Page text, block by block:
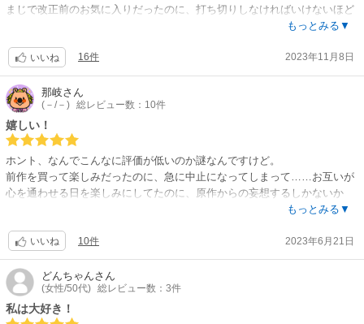
まじで改正前のお気に入りだったのに、打ち切りしなければいけないほど
の問題だったの？？ダメな部分だけ改正すれば良かったのでは、と本当に
の縦横みというシステムに対して−5だけど、作品自体は★10です！
だからお願い早く単行本化を…！！(しつこい)
もっとみる▼
いいね 16件 2023年11月8日
那岐さん
(－/－) 総レビュー数：10件
嬉しい！
ホント、なんでこんなに評価が低いのか謎なんですけど。
前作を買って楽しみだったのに、急に中止になってしまって……お互いが
心を通わせる日を楽しみにしてたのに、原作からの妄想するしかないか
そ、最後まで連載続くことをねがってます?
やっと、前作のストーリー、超えてきましたね！あぁ、早く2人の両想い
が読みたい…
もっとみる▼
いいね 10件 2023年6月21日
どんちゃんさん
(女性/50代) 総レビュー数：3件
私は大好き！